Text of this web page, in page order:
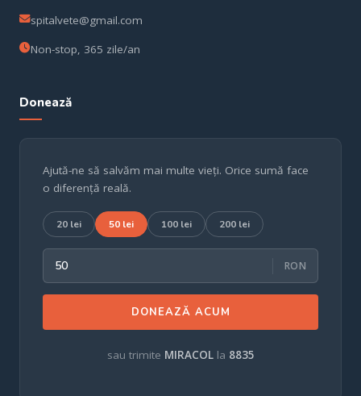
spitalvete@gmail.com
Non-stop, 365 zile/an
Donează
Ajută-ne să salvăm mai multe vieți. Orice sumă face
o diferență reală.
20 lei 50 lei 100 lei 200 lei
RON
DONEAZĂ ACUM
sau trimite MIRACOLla 8835